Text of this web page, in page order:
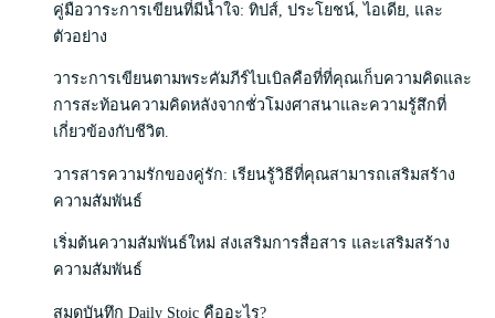
คู่มือวาระการเขียนที่มีน้ำใจ: ทิปส์, ประโยชน์, ไอเดีย, และ
ตัวอย่าง
วาระการเขียนตามพระคัมภีร์ไบเบิลคือที่ที่คุณเก็บความคิดและ
การสะท้อนความคิดหลังจากชั่วโมงศาสนาและความรู้สึกที่
เกี่ยวข้องกับชีวิต.
วารสารความรักของคู่รัก: เรียนรู้วิธีที่คุณสามารถเสริมสร้าง
ความสัมพันธ์
เริ่มต้นความสัมพันธ์ใหม่ ส่งเสริมการสื่อสาร และเสริมสร้าง
ความสัมพันธ์
สมุดบันทึก Daily Stoic คืออะไร?